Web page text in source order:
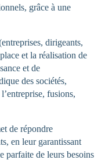
grâce à une
dirigeants,
et la réalisation de
et de
des sociétés,
fusions,
de répondre
en leur garantissant
parfaite de leurs besoins